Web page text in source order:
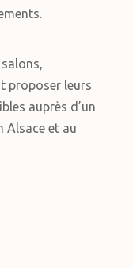
proposer leurs
auprès d’un
Alsace et au